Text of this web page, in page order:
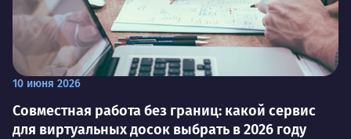
10 июня 2026
Совместная работа без границ: какой сервис
для виртуальных досок выбрать в 2026 году